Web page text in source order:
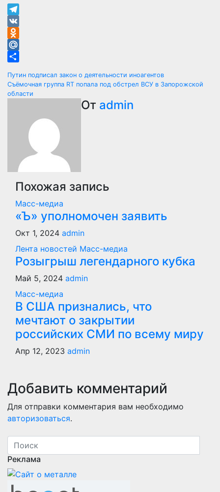
Telegram
VK
Odnoklassniki
Mail.Ru
Навигация
по
записям
Путин подписал закон о деятельности иноагентов
Съёмочная группа RT попала под обстрел ВСУ в Запорожской
области
От admin
Похожая запись
Масс-медиа
«Ъ» уполномочен заявить
Окт 1, 2024 admin
Лента новостей Масс-медиа
Розыгрыш легендарного кубка
Май 5, 2024 admin
Масс-медиа
В США признались, что
мечтают о закрытии
российских СМИ по всему миру
Апр 12, 2023 admin
Добавить комментарий
Для отправки комментария вам необходимо
авторизоваться.
Реклама